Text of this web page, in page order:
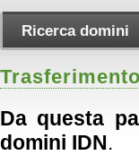
Ricerca domini
Da questa
domini IDN.